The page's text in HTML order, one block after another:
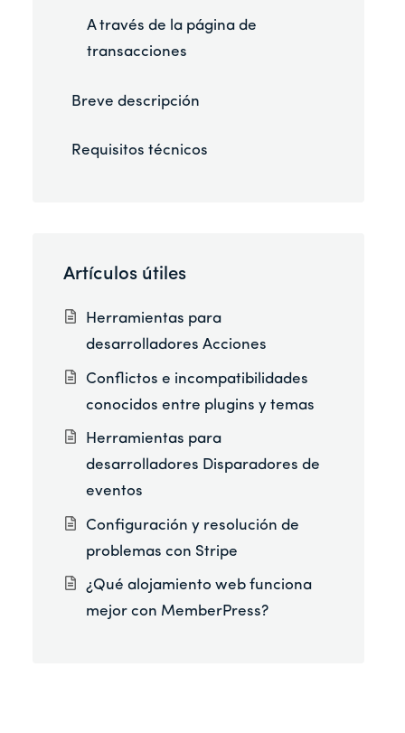
A través de la página de
transacciones
Breve descripción
Requisitos técnicos
Artículos útiles
Herramientas para
desarrolladores Acciones
Conflictos e incompatibilidades
conocidos entre plugins y temas
Herramientas para
desarrolladores Disparadores de
eventos
Configuración y resolución de
problemas con Stripe
¿Qué alojamiento web funciona
mejor con MemberPress?